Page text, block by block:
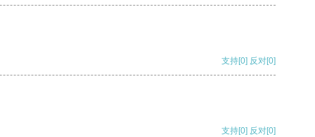
支持[0] 反对[0]
支持[0] 反对[0]